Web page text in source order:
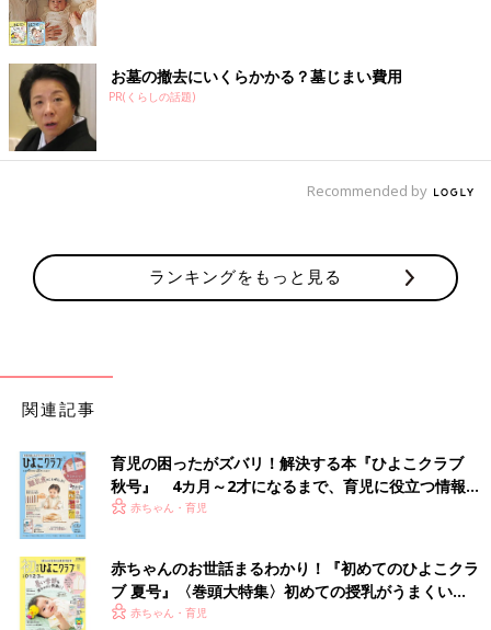
出典：Instagramアカウント「naru_closet」
ハット型の帽子をかぶり慣れている子には、ボア素材のバケット
お墓の撤去にいくらかかる？墓じまい費用
PR(くらしの話題)
Recommended by
ランキングをもっと見る
関連記事
育児の困ったがズバリ！解決する本『ひよこクラブ
秋号』 4カ月～2才になるまで、育児に役立つ情報が
いっぱい！
赤ちゃん・育児
赤ちゃんのお世話まるわかり！『初めてのひよこクラ
ブ 夏号』〈巻頭大特集〉初めての授乳がうまくい
く！ おっぱい・ミルクの基本と夏のトラブル 解決テ
赤ちゃん・育児